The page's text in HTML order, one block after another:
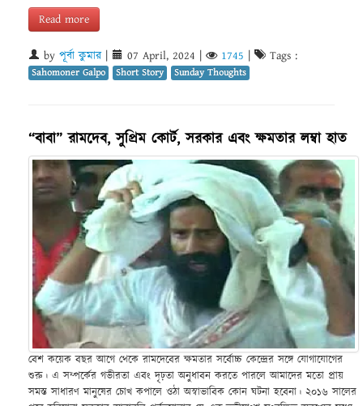
Read more
by পূর্বা কুমার| 07 April, 2024 1745 Tags :
Sahomoner Galpo Short Story Sunday Thoughts
“বাবা” রামদেব, সুপ্রিম কোর্ট, সরকার এবং ক্ষমতার লম্বা হাত
বেশ কয়েক বছর আগে থেকে রামদেবের ক্ষমতার সর্বোচ্চ কেন্দ্রের সঙ্গে যোগাযোগের
শুরু। এ সম্পর্কের গভীরতা এবং দৃঢ়তা অনুধাবন করতে পারলে আমাদের মতো প্রায়
সমস্ত সাধারণ মানুষের চোখ কপালে ওঠা অস্বাভাবিক কোন ঘটনা হবেনা। ২০১৬ সালের